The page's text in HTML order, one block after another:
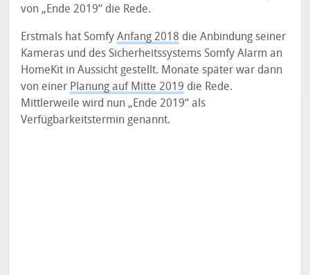
von „Ende 2019“ die Rede.
Erstmals hat SomfyAnfang 2018 die Anbindung seiner
Kameras und des Sicherheitssystems Somfy Alarm an
HomeKit in Aussicht gestellt. Monate später war dann
von einer Planung auf Mitte 2019 die Rede.
Mittlerweile wird nun „Ende 2019“ als
Verfügbarkeitstermin genannt.